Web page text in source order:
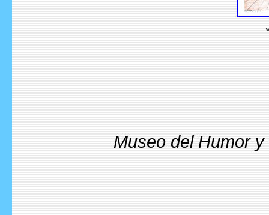
Museo del Humor